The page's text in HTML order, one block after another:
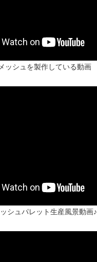
メッシュを製作している動画
シュパレット生産風景動画♪